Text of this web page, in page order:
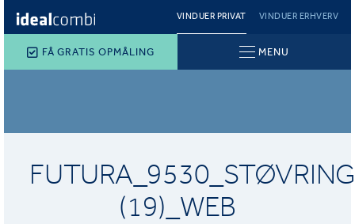
VINDUER PRIVAT VINDUER ERHVERV
FÅ GRATIS OPMÅLING MENU
(19)_WEB